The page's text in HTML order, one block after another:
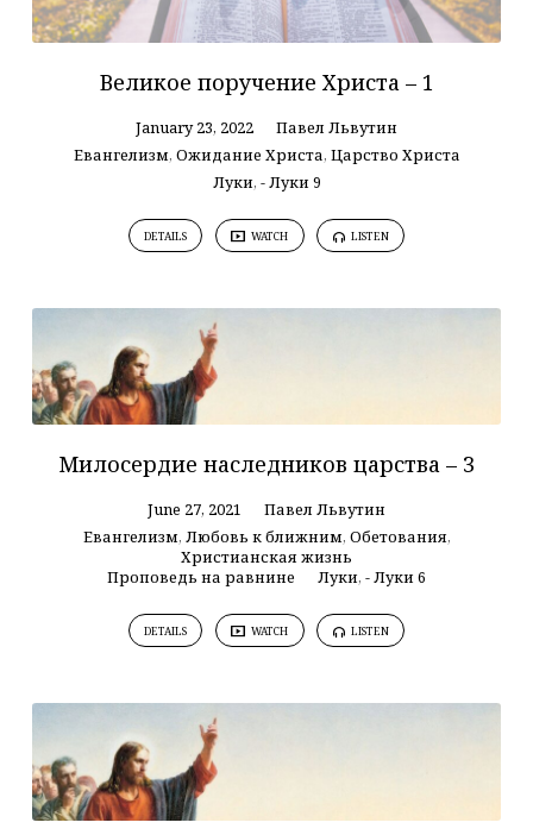
Великое поручение Христа – 1
January 23, 2022
Павел Львутин
Евангелизм, Ожидание Христа, Царство Христа
Луки, - Луки 9
DETAILS WATCH LISTEN
Милосердие наследников царства – 3
June 27, 2021
Павел Львутин
Евангелизм, Любовь к ближним, Обетования,
Христианская жизнь
Проповедь на равнине
Луки, - Луки 6
DETAILS WATCH LISTEN